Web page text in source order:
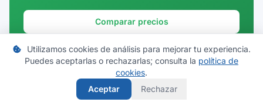
Guipúzcoa
Comparar precios
Utilizamos cookies de análisis para mejorar tu experiencia.
Puedes aceptarlas o rechazarlas; consulta la política de
cookies.
Aceptar
Rechazar